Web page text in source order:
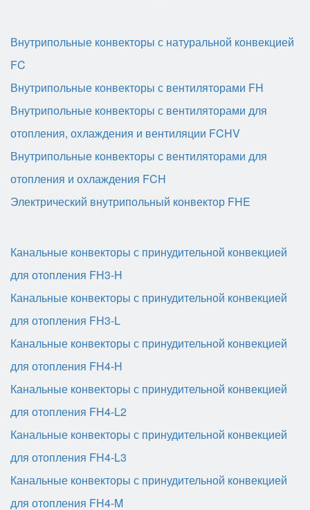
Внутрипольные конвекторы с натуральной конвекцией
FC
Внутрипольные конвекторы с вентиляторами FH
Внутрипольные конвекторы с вентиляторами для
отопления, охлаждения и вентиляции FCHV
Внутрипольные конвекторы с вентиляторами для
отопления и охлаждения FCH
Электрический внутрипольный конвектор FHE
Канальные конвекторы с принудительной конвекцией
для отопления FH3-H
Канальные конвекторы с принудительной конвекцией
для отопления FH3-L
Канальные конвекторы с принудительной конвекцией
для отопления FH4-H
Канальные конвекторы с принудительной конвекцией
для отопления FH4-L2
Канальные конвекторы с принудительной конвекцией
для отопления FH4-L3
Канальные конвекторы с принудительной конвекцией
для отопления FH4-M